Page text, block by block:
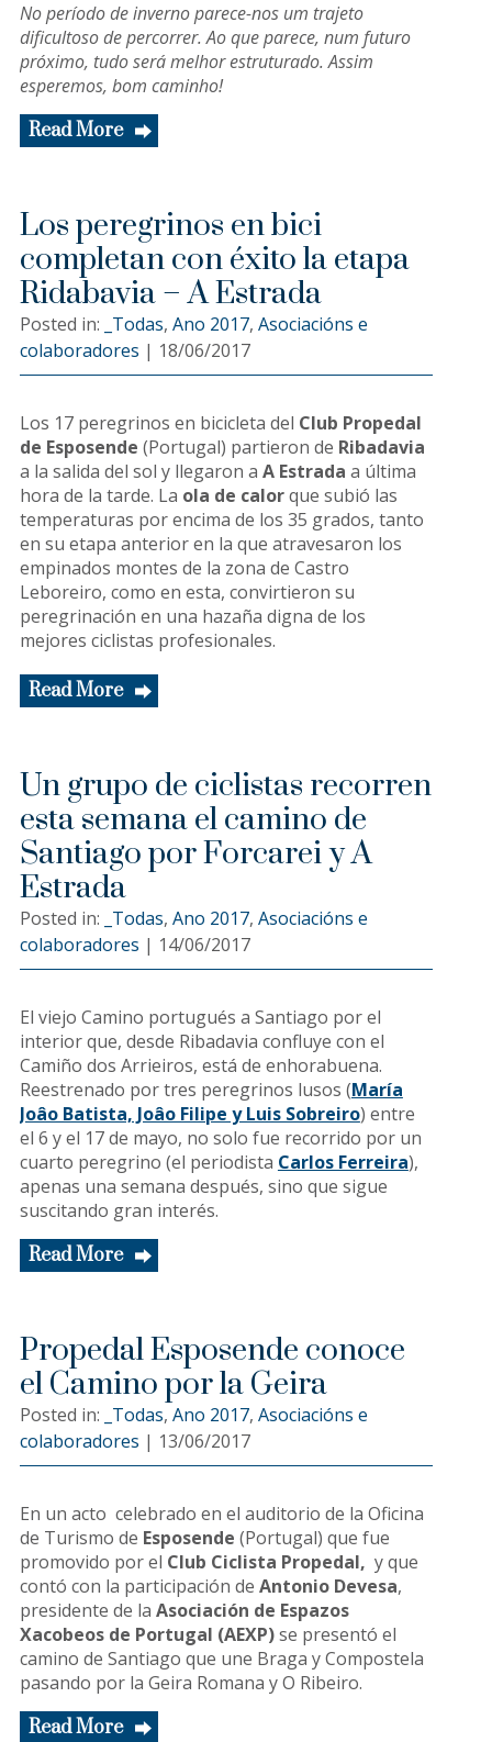
No período de inverno parece-nos um trajeto
dificultoso de percorrer. Ao que parece, num futuro
próximo, tudo será melhor estruturado. Assim
esperemos, bom caminho!
Read More
Los peregrinos en bici
completan con éxito la etapa
Ridabavia – A Estrada
Posted in: _Todas, Ano 2017, Asociacións e
colaboradores | 18/06/2017
Los 17 peregrinos en bicicleta del Club Propedal
de Esposende (Portugal) partieron de Ribadavia
a la salida del sol y llegaron a A Estrada a última
hora de la tarde. La ola de calorque subió las
temperaturas por encima de los 35 grados, tanto
en su etapa anterior en la que atravesaron los
empinados montes de la zona de Castro
Leboreiro, como en esta, convirtieron su
peregrinación en una hazaña digna de los
mejores ciclistas profesionales.
Read More
Un grupo de ciclistas recorren
esta semana el camino de
Santiago por Forcarei y A
Estrada
Posted in: _Todas, Ano 2017, Asociacións e
colaboradores | 14/06/2017
El viejo Camino portugués a Santiago por el
interior que, desde Ribadavia confluye con el
Camiño dos Arrieiros, está de enhorabuena.
Reestrenado por tres peregrinos lusos (María
Joâo Batista, Joâo Filipe y Luis Sobreiro) entre
el 6 y el 17 de mayo, no solo fue recorrido por un
cuarto peregrino (el periodista Carlos Ferreira),
apenas una semana después, sino que sigue
suscitando gran interés.
Read More
Propedal Esposende conoce
el Camino por la Geira
Posted in: _Todas, Ano 2017, Asociacións e
colaboradores | 13/06/2017
En un acto celebrado en el auditorio de la Oficina
de Turismo de Esposende (Portugal) que fue
promovido por el Club Ciclista Propedal, y que
contó con la participación de Antonio Devesa,
presidente de la Asociación de Espazos
Xacobeos de Portugal (AEXP)se presentó el
camino de Santiago que une Braga y Compostela
pasando por la Geira Romana y O Ribeiro.
Read More